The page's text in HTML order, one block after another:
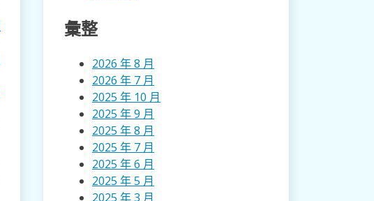
彙整
2026 年 8 月
2026 年 7 月
2025 年 10 月
2025 年 9 月
2025 年 8 月
2025 年 7 月
2025 年 6 月
2025 年 5 月
2025 年 3 月